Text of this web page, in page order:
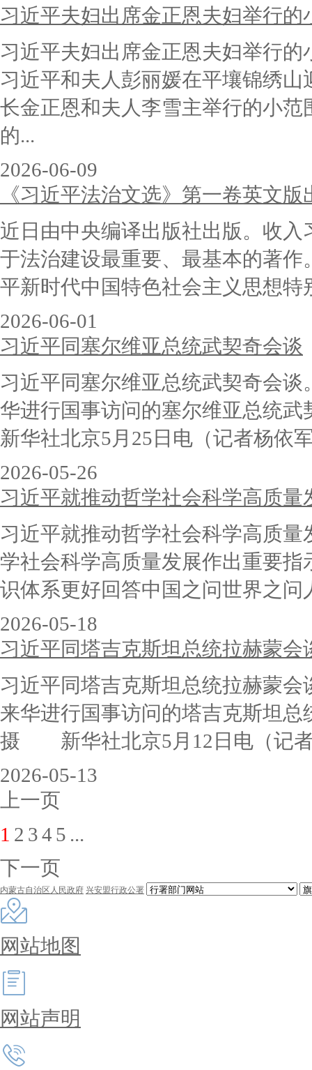
习近平夫妇出席金正恩夫妇举行的
习近平夫妇出席金正恩夫妇举行
习近平和夫人彭丽媛在平壤锦绣
长金正恩和夫人李雪主举行的小
的...
2026-06-09
《习近平法治文选》第一卷英文版
近日由中央编译出版社出版。收入
于法治建设最重要、最基本的著
平新时代中国特色社会主义思想
2026-06-01
习近平同塞尔维亚总统武契奇会谈
习近平同塞尔维亚总统武契奇会
华进行国事访问的塞尔维亚总
新华社北京5月25日电（记者杨依
2026-05-26
习近平就推动哲学社会科学高质量
习近平就推动哲学社会科学高质
学社会科学高质量发展作出重要
识体系更好回答中国之问世界之
2026-05-18
习近平同塔吉克斯坦总统拉赫蒙会
习近平同塔吉克斯坦总统拉赫蒙
来华进行国事访问的塔吉克斯坦
摄 新华社北京5月12日电（记者
2026-05-13
上一页
1 2 34 5 ...
下一页
内蒙古自治区人民政府 兴安盟行政公署
网站地图
网站声明